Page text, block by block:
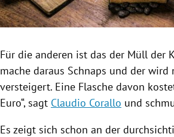
Untermenü
Untermenü
Für die anderen ist das der Müll der
mache daraus Schnaps und der wird
versteigert. Eine Flasche davon
Euro“, sagt Claudio Corallo und
Es zeigt sich schon an der